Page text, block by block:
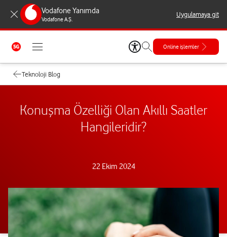
Vodafone Yanımda
Vodafone A.Ş.
Uygulamaya git
Online işlemler
Teknoloji Blog
Konuşma Özelliği Olan Akıllı Saatler
Hangileridir?
22 Ekim 2024